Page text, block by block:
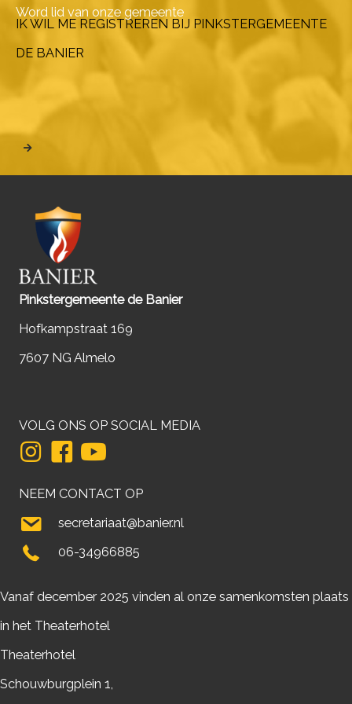
Word lid van onze gemeente
IK WIL ME REGISTREREN BIJ PINKSTERGEMEENTE
DE BANIER
Pinkstergemeente de Banier
Hofkampstraat 169
7607 NG Almelo
VOLG ONS OP SOCIAL MEDIA
NEEM CONTACT OP
secretariaat@banier.nl
06-34966885
Vanaf december 2025 vinden al onze samenkomsten plaats
in het Theaterhotel
Theaterhotel
Schouwburgplein 1,